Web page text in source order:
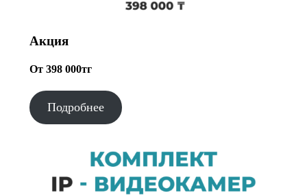
Акция
От 398 000тг
Подробнее